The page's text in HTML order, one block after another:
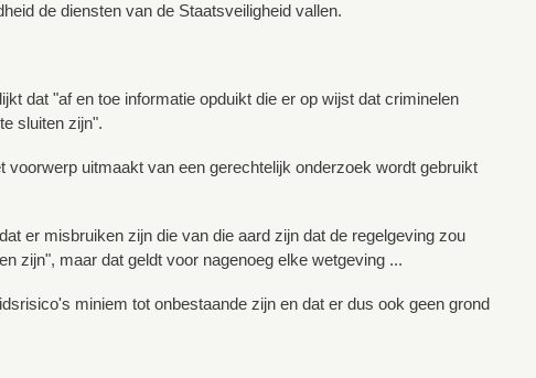
de diensten van de Staatsveiligheid vallen.
dat "af en toe informatie opduikt die er op wijst dat criminelen
sluiten zijn".
uitmaakt van een gerechtelijk onderzoek wordt gebruikt
er misbruiken zijn die van die aard zijn dat de regelgeving zou
zijn", maar dat geldt voor nagenoeg elke wetgeving ...
miniem tot onbestaande zijn en dat er dus ook geen grond